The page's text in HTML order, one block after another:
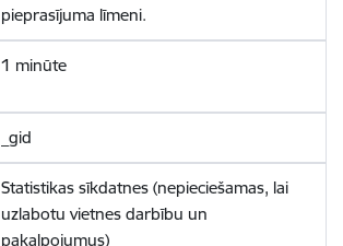
pieprasījuma līmeni.
1 minūte
_gid
Statistikas sīkdatnes (nepieciešamas, lai
uzlabotu vietnes darbību un
pakalpojumus)